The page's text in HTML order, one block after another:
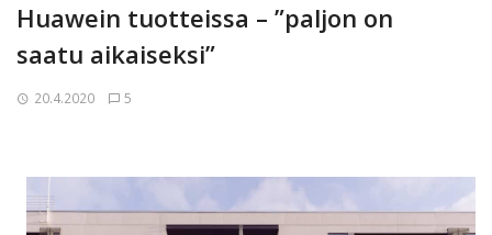
Huawein tuotteissa – ”paljon on
saatu aikaiseksi”
20.4.2020 5